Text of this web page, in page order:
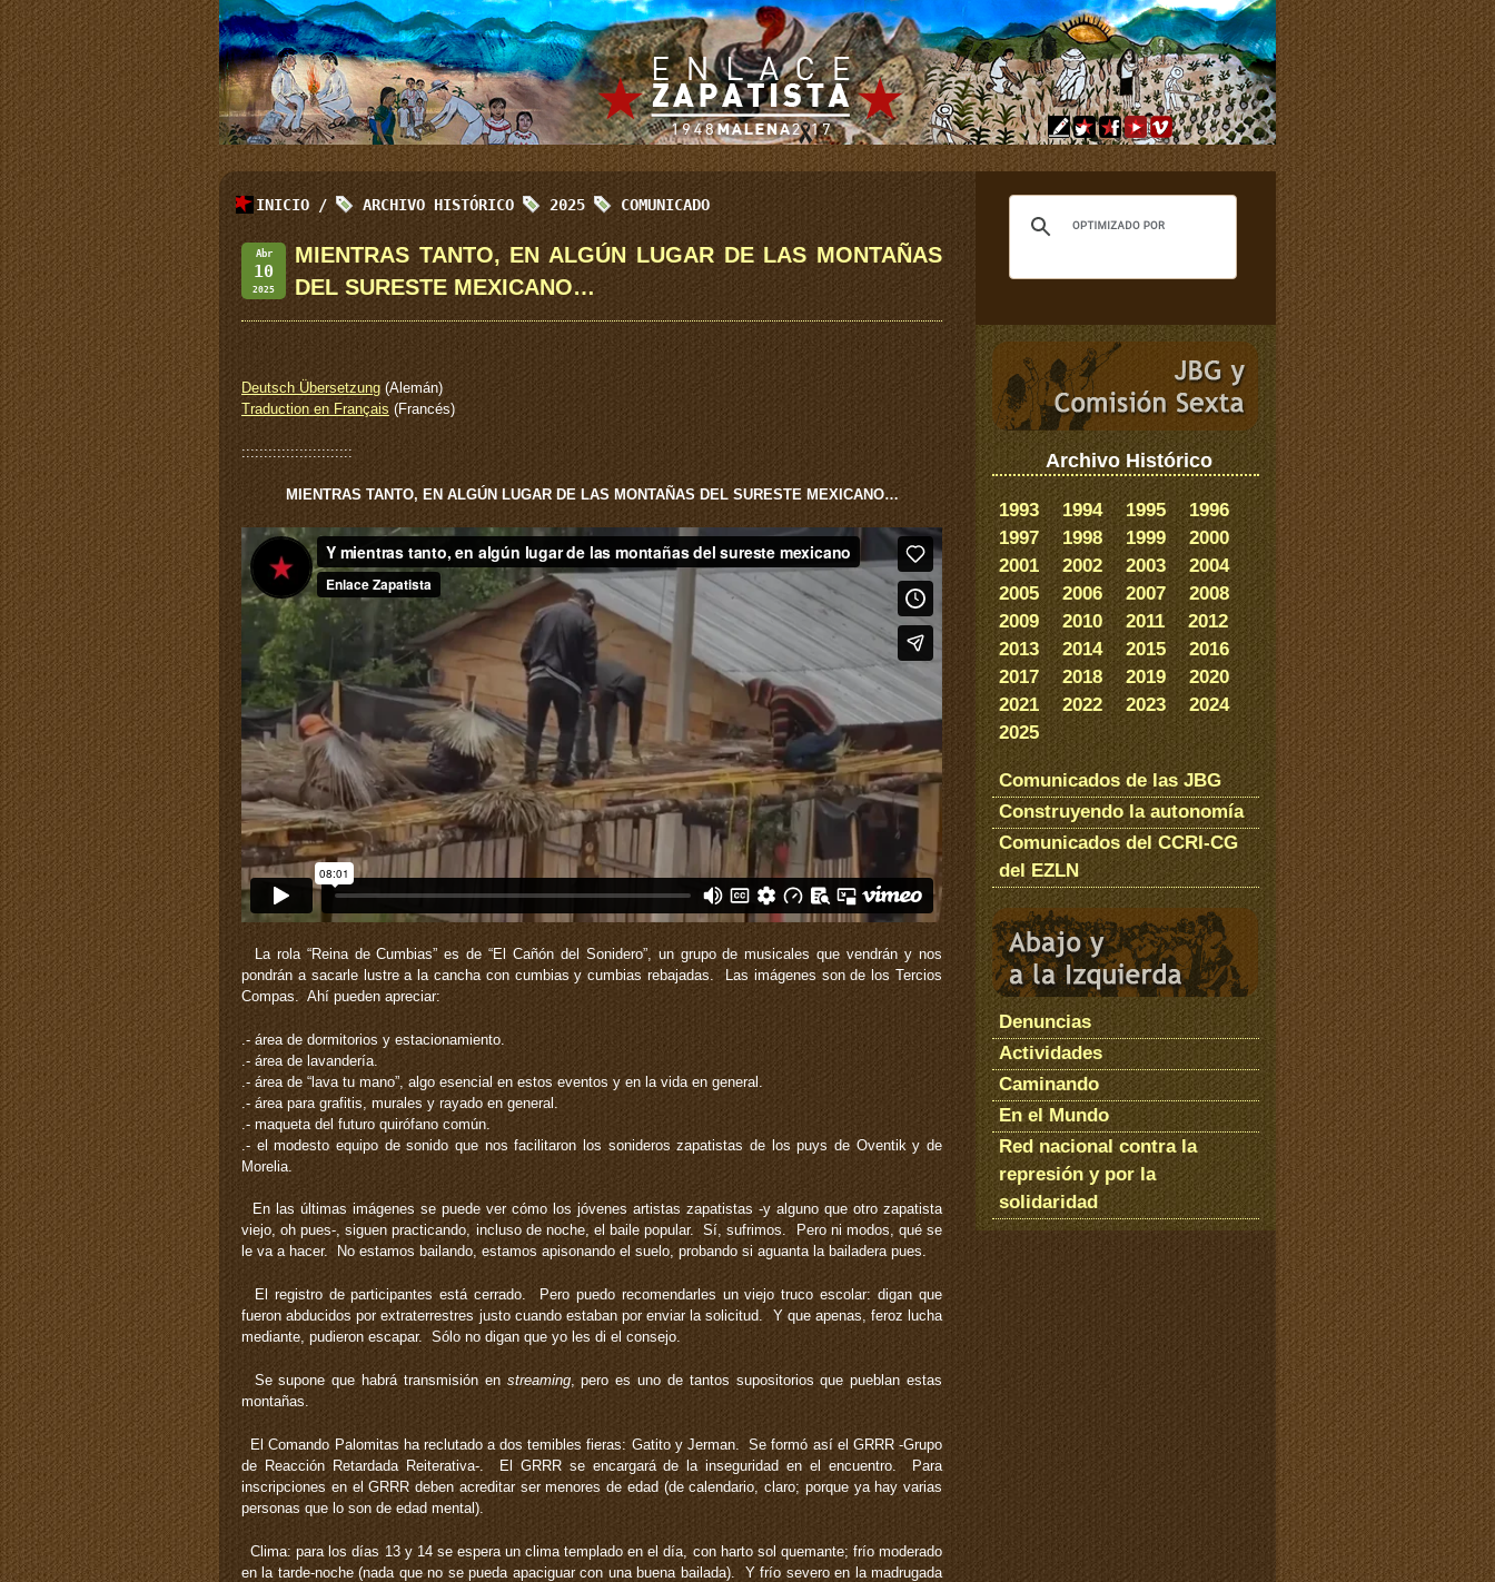
INICIO / ARCHIVO HISTÓRICO 2025 COMUNICADO
Abr
10
2025
MIENTRAS TANTO, EN ALGÚN LUGAR DE LAS MONTAÑAS
DEL SURESTE MEXICANO…
Deutsch Übersetzung (Alemán)
Traduction en Français (Francés)
:::::::::::::::::::::::::
MIENTRAS TANTO, EN ALGÚN LUGAR DE LAS MONTAÑAS DEL SURESTE MEXICANO…
La rola “Reina de Cumbias” es de “El Cañón del Sonidero”, un grupo de musicales que vendrán y nos
pondrán a sacarle lustre a la cancha con cumbias y cumbias rebajadas. Las imágenes son de los Tercios
Compas. Ahí pueden apreciar:
.- área de dormitorios y estacionamiento.
.- área de lavandería.
.- área de “lava tu mano”, algo esencial en estos eventos y en la vida en general.
.- área para grafitis, murales y rayado en general.
.- maqueta del futuro quirófano común.
.- el modesto equipo de sonido que nos facilitaron los sonideros zapatistas de los puys de Oventik y de
Morelia.
En las últimas imágenes se puede ver cómo los jóvenes artistas zapatistas -y alguno que otro zapatista
viejo, oh pues-, siguen practicando, incluso de noche, el baile popular. Sí, sufrimos. Pero ni modos, qué se
le va a hacer. No estamos bailando, estamos apisonando el suelo, probando si aguanta la bailadera pues.
El registro de participantes está cerrado. Pero puedo recomendarles un viejo truco escolar: digan que
fueron abducidos por extraterrestres justo cuando estaban por enviar la solicitud. Y que apenas, feroz lucha
mediante, pudieron escapar. Sólo no digan que yo les di el consejo.
Se supone que habrá transmisión en streaming, pero es uno de tantos supositorios que pueblan estas
montañas.
El Comando Palomitas ha reclutado a dos temibles fieras: Gatito y Jerman. Se formó así el GRRR -Grupo
de Reacción Retardada Reiterativa-. El GRRR se encargará de la inseguridad en el encuentro. Para
inscripciones en el GRRR deben acreditar ser menores de edad (de calendario, claro; porque ya hay varias
personas que lo son de edad mental).
Clima: para los días 13 y 14 se espera un clima templado en el día, con harto sol quemante; frío moderado
en la tarde-noche (nada que no se pueda apaciguar con una buena bailada). Y frío severo en la madrugada
Archivo Histórico
1993 1994 1995
1996
1997
1998 1999
2000
2001
2002 2003
2004
2005
2006 2007
2008
2009
2010 2011
2012
2013
2014 2015
2016
2017
2018 2019
2020
2021
2022 2023
2024
2025
Comunicados de las JBG
Construyendo la autonomía
Comunicados del CCRI-CG
del EZLN
Denuncias
Actividades
Caminando
En el Mundo
Red nacional contra la
represión y por la
solidaridad